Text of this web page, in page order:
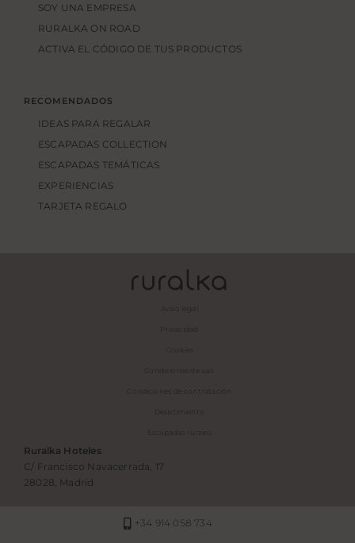
SOY UNA EMPRESA
RURALKA ON ROAD
ACTIVA EL CÓDIGO DE TUS PRODUCTOS
RECOMENDADOS
IDEAS PARA REGALAR
ESCAPADAS COLLECTION
ESCAPADAS TEMÁTICAS
EXPERIENCIAS
TARJETA REGALO
Aviso legal
Privacidad
Cookies
Condiciones de uso
Condiciones de contratación
Desistimiento
Escapadas rurales
Ruralka Hoteles
C/ Francisco Navacerrada, 17
28028, Madrid
+34 914 058 734